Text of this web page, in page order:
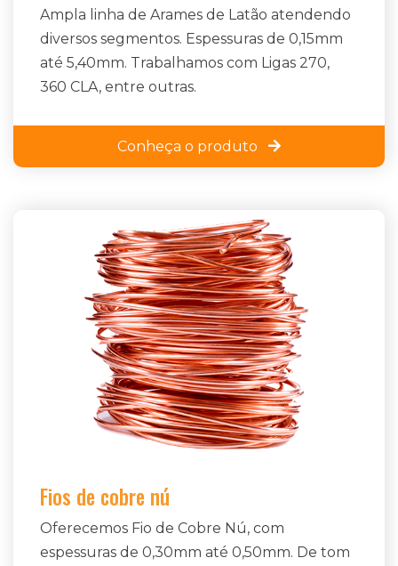
Ampla linha de Arames de Latão atendendo
diversos segmentos. Espessuras de 0,15mm
até 5,40mm. Trabalhamos com Ligas 270,
360 CLA, entre outras.
Conheça o produto
Fios de cobre nú
Oferecemos Fio de Cobre Nú, com
espessuras de 0,30mm até 0,50mm. De tom